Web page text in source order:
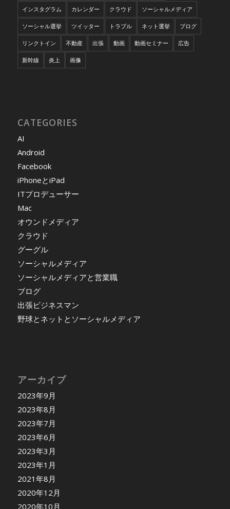
インスタグラム カレンダー クラウド ソーシャルメディア
ソーシャル選挙 ツイッター トラブル ネット選挙 ブログ
リンクトイン 不動産 出張 動画 動画セミナー 広告
新幹線 炎上 画像
CATEGORIES
AI
Android
Facebook
iPhoneとiPad
ITプロデューサー
Mac
オウンドメディア
クラウド
グーグル
ソーシャルメディア
ソーシャルメディアと営業職
ブログ
出張ビジネスマン
野球とネットとソーシャルメディア
アーカイブ
2023年9月
2023年8月
2023年7月
2023年6月
2023年3月
2023年1月
2021年8月
2020年12月
2020年10月